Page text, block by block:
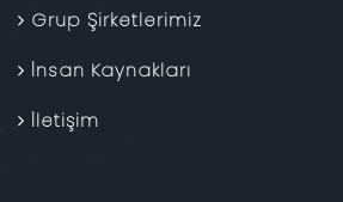
Grup Şirketlerimiz
İnsan Kaynakları
İletişim